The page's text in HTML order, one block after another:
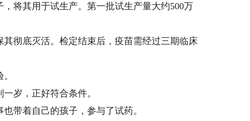
其用于试生产。第一批试生产量大约500万
彻底灭活。检定结束后，疫苗需经过三期临床
岁，正好符合条件。
带着自己的孩子，参与了试药。